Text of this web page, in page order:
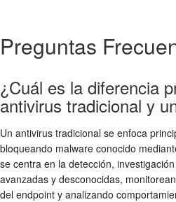
Preguntas
¿Cuál es la diferencia
antivirus tradicional y
Un antivirus tradicional se enfoca
bloqueando malware conocido
se centra en la detección,
avanzadas y desconocidas,
del endpoint y analizando